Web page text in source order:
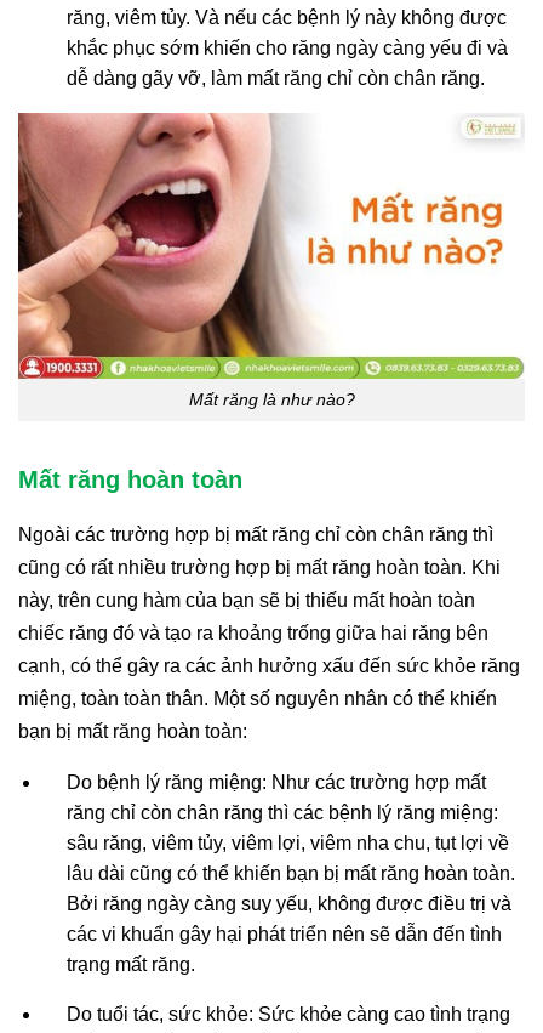
răng, viêm tủy. Và nếu các bệnh lý này không được
khắc phục sớm khiến cho răng ngày càng yếu đi và
dễ dàng gãy vỡ, làm mất răng chỉ còn chân răng.
Mất răng là như nào?
Mất răng hoàn toàn
Ngoài các trường hợp bị mất răng chỉ còn chân răng thì
cũng có rất nhiều trường hợp bị mất răng hoàn toàn. Khi
này, trên cung hàm của bạn sẽ bị thiếu mất hoàn toàn
chiếc răng đó và tạo ra khoảng trống giữa hai răng bên
cạnh, có thể gây ra các ảnh hưởng xấu đến sức khỏe răng
miệng, toàn toàn thân. Một số nguyên nhân có thể khiến
bạn bị mất răng hoàn toàn:
Do bệnh lý răng miệng: Như các trường hợp mất
răng chỉ còn chân răng thì các bệnh lý răng miệng:
sâu răng, viêm tủy, viêm lợi, viêm nha chu, tụt lợi về
lâu dài cũng có thể khiến bạn bị mất răng hoàn toàn.
Bởi răng ngày càng suy yếu, không được điều trị và
các vi khuẩn gây hại phát triển nên sẽ dẫn đến tình
trạng mất răng.
Do tuổi tác, sức khỏe: Sức khỏe càng cao tình trạng